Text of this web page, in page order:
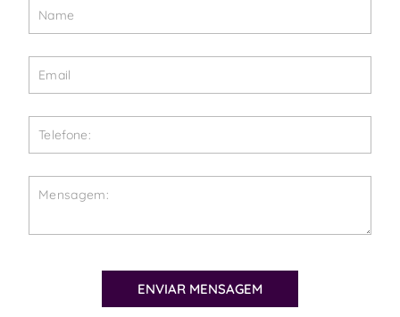
ENVIAR MENSAGEM